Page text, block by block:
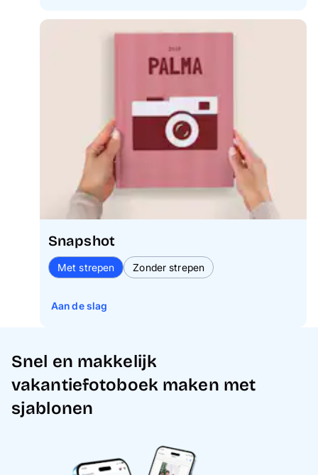
Snapshot
Met strepen Zonder strepen
Aan de slag
Snel en makkelijk
vakantiefotoboek maken met
sjablonen